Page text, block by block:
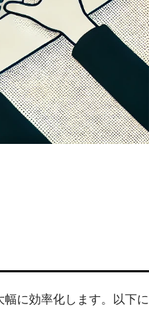
に効率化します。以下に